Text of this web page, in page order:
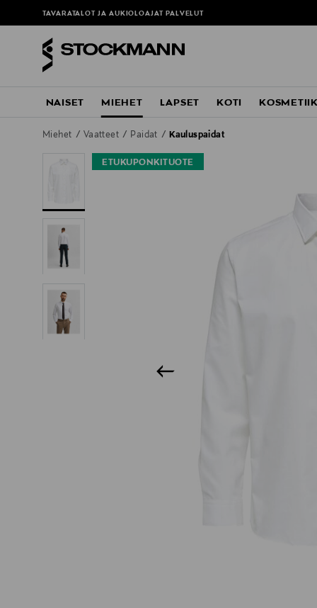
TAVARATALOT JA AUKIOLOAJAT PALVELUT
NAISET MIEHET LAPSET KOTI
Miehet Vaatteet Paidat Kauluspaidat
ETUKUPONKITUOTE